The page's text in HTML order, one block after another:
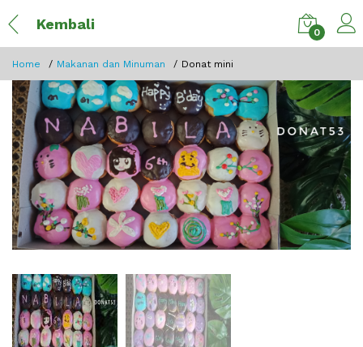
Kembali
0
Home Makanan dan Minuman Donat mini